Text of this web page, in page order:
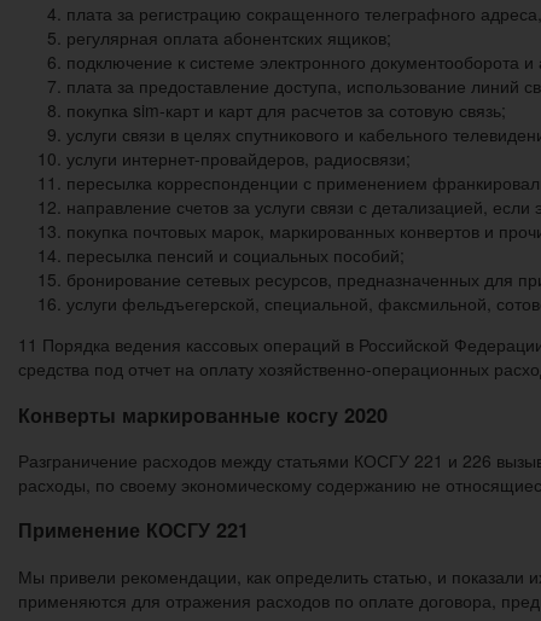
плата за регистрацию сокращенного телеграфного
регулярная оплата абонентских ящиков;
подключение к системе электронного документооборота
плата за предоставление доступа, использование линий
покупка sim-карт и карт для расчетов за сотовую связь;
услуги связи в целях спутникового и кабельного
услуги интернет-провайдеров, радиосвязи;
пересылка корреспонденции с применением
направление счетов за услуги связи с детализацией,
покупка почтовых марок, маркированных конвертов и
пересылка пенсий и социальных пособий;
бронирование сетевых ресурсов, предназначенных для
услуги фельдъегерской, специальной, факсмильной,
11 Порядка ведения кассовых операций в Российской
средства под отчет на оплату хозяйственно-операционных
Конверты маркированные косгу 2020
Разграничение расходов между статьями КОСГУ 221 и 226
расходы, по своему экономическому содержанию не
Применение КОСГУ 221
Мы привели рекомендации, как определить статью, и
применяются для отражения расходов по оплате договора,